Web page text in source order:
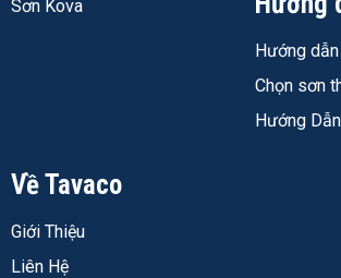
Sơn Kova
Hướng
Chọn sơn
Hướng
Về Tavaco
Giới Thiệu
Liên Hệ